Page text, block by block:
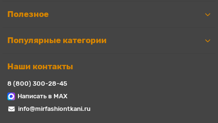
Полезное
Популярные категории
Наши контакты
8 (800) 300-28-45
Написать в MAX
info@mirfashiontkani.ru